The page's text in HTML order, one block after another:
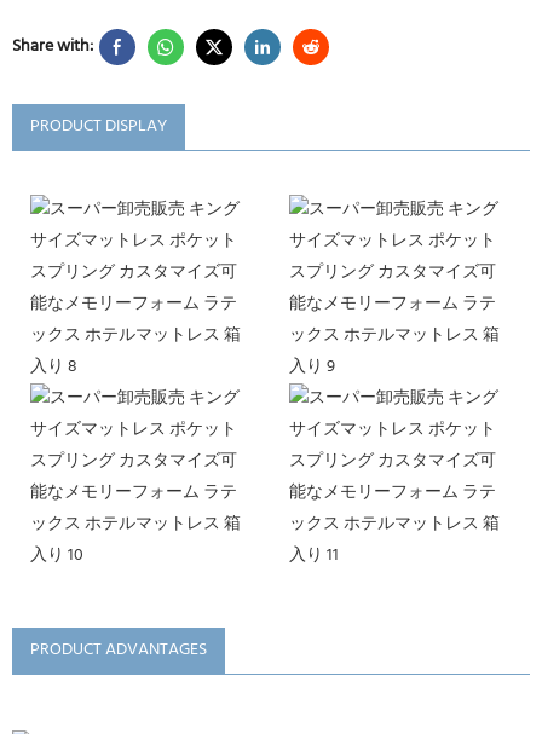
Share with:
PRODUCT DISPLAY
PRODUCT ADVANTAGES